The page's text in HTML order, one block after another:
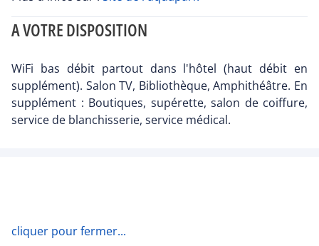
A VOTRE DISPOSITION
WiFi bas débit partout dans l'hôtel (haut débit en
supplément). Salon TV, Bibliothèque, Amphithéâtre. En
supplément : Boutiques, supérette, salon de coiffure,
service de blanchisserie, service médical.
cliquer pour fermer...